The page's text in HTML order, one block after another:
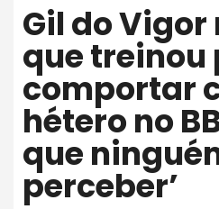
Gil do Vigor revela
que treinou
comportar
hétero no
que
perceber’